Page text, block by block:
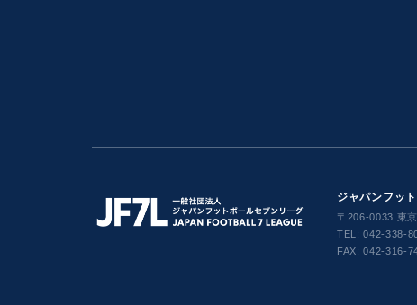
ジャパンフッ
〒206-0033 東
TEL:042-338-
FAX: 042-316-